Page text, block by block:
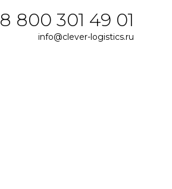
8 800 301 49 01
info@clever-logistics.ru